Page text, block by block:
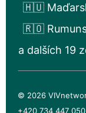
🇭🇺
🇷🇴
a dalších 19
© 2026
+420 734 447 050